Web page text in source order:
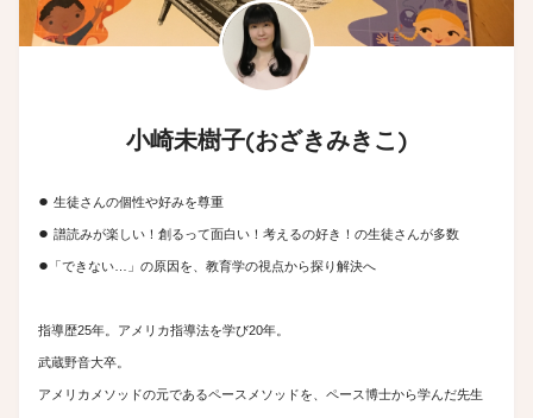
小崎未樹子(おざきみきこ)
● 生徒さんの個性や好みを尊重
● 譜読みが楽しい！創るって面白い！考えるの好き！の生徒さんが多数
● 「できない…」の原因を、教育学の視点から探り解決へ
指導歴25年。アメリカ指導法を学び20年。
武蔵野音大卒。
アメリカメソッドの元であるペースメソッドを、ペース博士から学んだ先生